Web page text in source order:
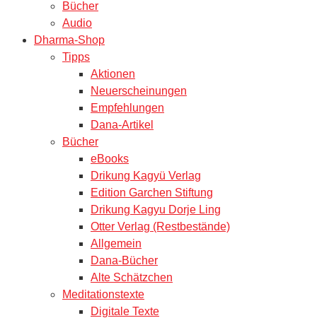
Bücher
Audio
Dharma-Shop
Tipps
Aktionen
Neuerscheinungen
Empfehlungen
Dana-Artikel
Bücher
eBooks
Drikung Kagyü Verlag
Edition Garchen Stiftung
Drikung Kagyu Dorje Ling
Otter Verlag (Restbestände)
Allgemein
Dana-Bücher
Alte Schätzchen
Meditationstexte
Digitale Texte